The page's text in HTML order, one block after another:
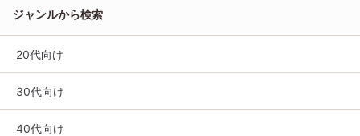
ジャンルから検索
20代向け
30代向け
40代向け